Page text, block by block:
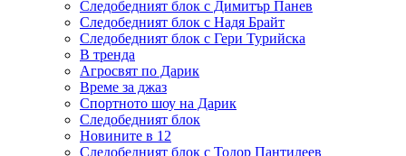
Следобедният блок с Димитър Панев
Следобедният блок с Надя Брайт
Следобедният блок с Гери Турийска
В тренда
Агросвят по Дарик
Време за джаз
Спортното шоу на Дарик
Следобедният блок
Новините в 12
Следобедният блок с Тодор Пантилеев